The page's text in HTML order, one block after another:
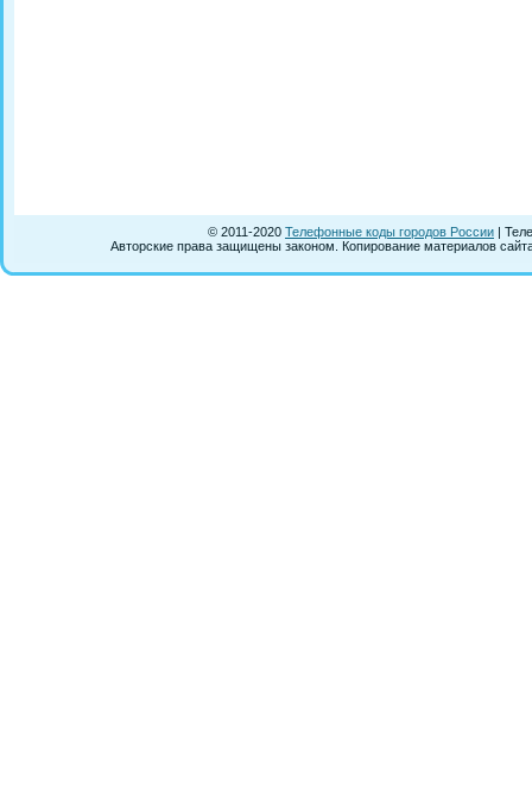
© 2011-2020 Телефонные коды городов России |
Авторские права защищены законом. Копирование материалов